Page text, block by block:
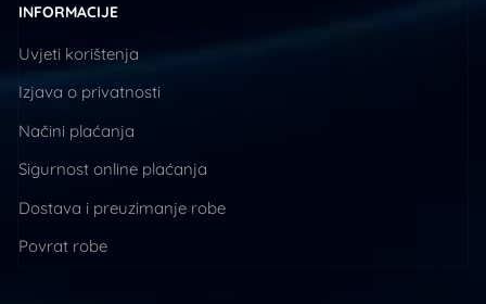
INFORMACIJE
Uvjeti korištenja
Izjava o privatnosti
Načini plaćanja
Sigurnost online plaćanja
Dostava i preuzimanje robe
Povrat robe